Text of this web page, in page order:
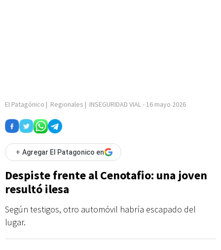
El Patagónico | Regionales | INSEGURIDAD VIAL- 16 mayo 2026
+ Agregar El Patagonico en
Despiste frente al Cenotafio: una joven
resultó ilesa
Según testigos, otro automóvil habría escapado del
lugar.